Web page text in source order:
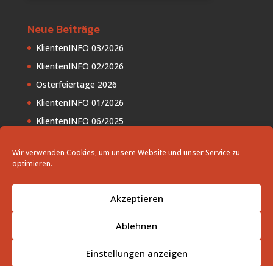
Wir verwenden Cookies, um unsere Website und unser Service zu
optimieren.
Akzeptieren
Ablehnen
Einstellungen anzeigen
Neue Beiträge
KlientenINFO 03/2026
KlientenINFO 02/2026
Osterfeiertage 2026
KlientenINFO 01/2026
KlientenINFO 06/2025
Impressum
Datenschutzerklärung